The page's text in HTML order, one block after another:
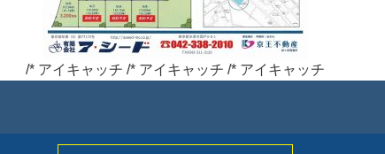
/* アイキャッチ /* アイキャッチ /* アイキャッチ